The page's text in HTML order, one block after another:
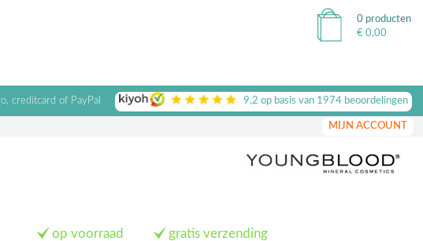
0 producten
€ 0,00
creditcard of PayPal 9,2 op basis van 1974beoordelingen
MIJN ACCOUNT
op voorraad gratis verzending